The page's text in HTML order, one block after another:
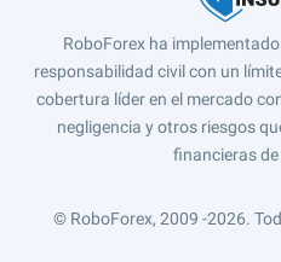
RoboForex ha
responsabilidad civil con un
cobertura líder en el mercado
negligencia y otros riesgos
financieras
© RoboForex, 2009 -2026.